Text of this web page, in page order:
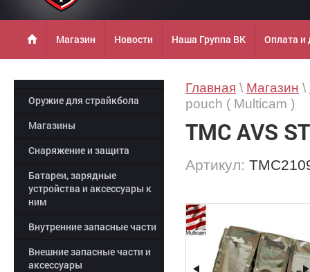
Магазин Новости Наша Группа ВК Оплата и
Главная \ Магазин \
pouch ( Multicam )
TMC AVS
Артикул:
Оружие для страйкбола
Магазины
Снаряжение и защита
Батареи, зарядные
устройства и аксессуары к
ним
Внутренние запасные части
Внешние запасные части и
аксессуары